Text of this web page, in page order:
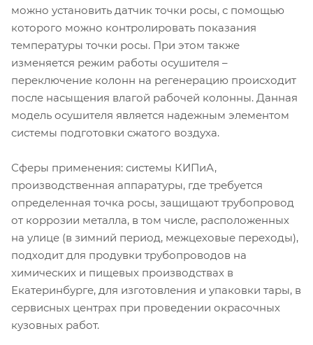
можно установить датчик точки росы, с помощью
которого можно контролировать показания
температуры точки росы. При этом также
изменяется режим работы осушителя –
переключение колонн на регенерацию происходит
после насыщения влагой рабочей колонны. Данная
модель осушителя является надежным элементом
системы подготовки сжатого воздуха.
Сферы применения: системы КИПиА,
производственная аппаратуры, где требуется
определенная точка росы, защищают трубопровод
от коррозии металла, в том числе, расположенных
на улице (в зимний период, межцеховые переходы),
подходит для продувки трубопроводов на
химических и пищевых производствах в
Екатеринбурге, для изготовления и упаковки тары, в
сервисных центрах при проведении окрасочных
кузовных работ.